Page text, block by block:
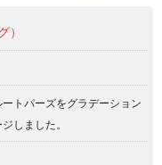
トパーズをグラデーション
しました。